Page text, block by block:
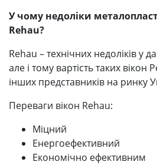
У чому недоліки
Rehau?
Rehau – технічних недоліків у
але і тому вартість таких вікон
інших представників на ринку
Переваги вікон Rehau:
Міцний
Енергоефективний
Економічно ефективним